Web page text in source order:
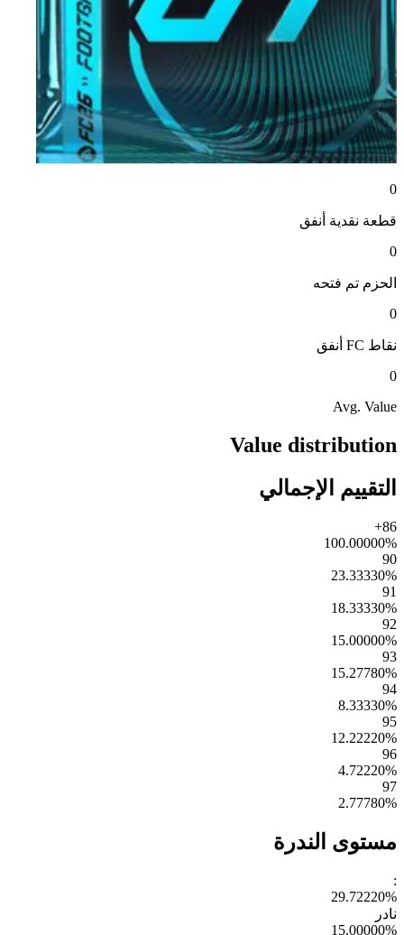
0
قطعة نقدية أنفق
0
الحزم تم فتحه
0
نقاط FC
أنفق
0
Avg. Value
Value distribution
التقييم الإجمالي
86+
100.00000%
90
23.33330%
91
18.33330%
92
15.00000%
93
15.27780%
94
8.33330%
95
12.22220%
96
4.72220%
97
2.77780%
مستوى الندرة
:
29.72220%
نادر
15.00000%